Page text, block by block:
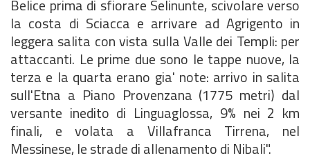
Belice prima di sfiorare Selinunte, scivolare verso
la costa di Sciacca e arrivare ad Agrigento in
leggera salita con vista sulla Valle dei Templi: per
attaccanti. Le prime due sono le tappe nuove, la
terza e la quarta erano gia' note: arrivo in salita
sull'Etna a Piano Provenzana (1775 metri) dal
versante inedito di Linguaglossa, 9% nei 2 km
finali, e volata a Villafranca Tirrena, nel
Messinese, le strade di allenamento di Nibali".